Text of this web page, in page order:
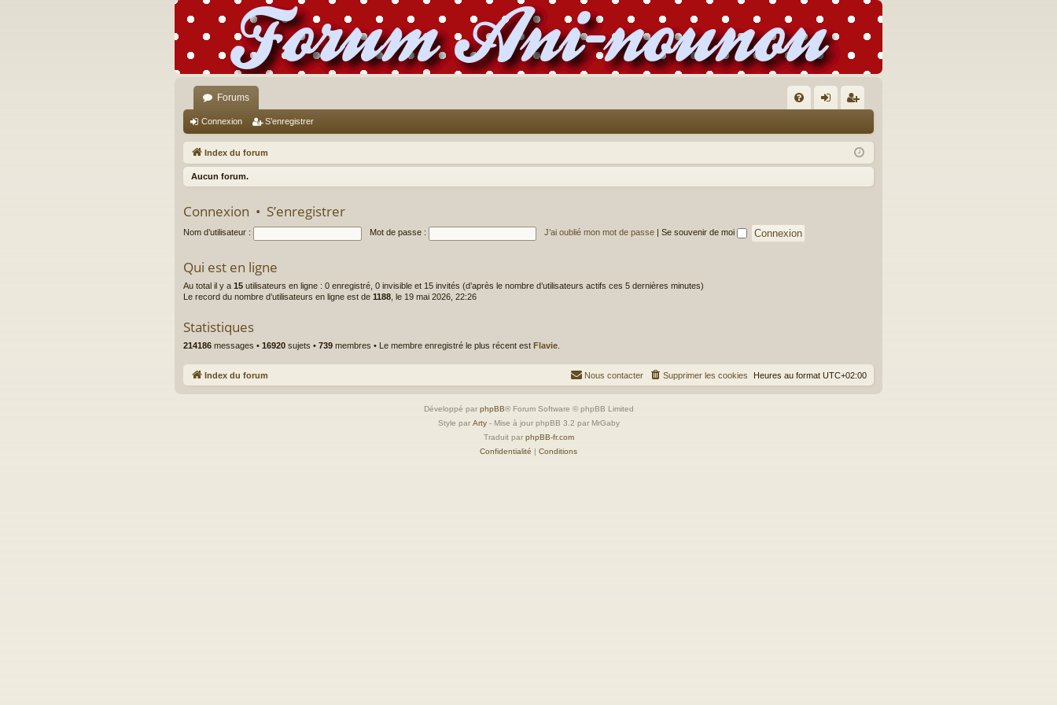
Forums
Q ne
xi
nr
eg
Connexion S’enregistrer
Index du forum
Aucun forum.
Connexion • S’enregistrer
Nom d’utilisateur : Mot de passe : J’ai oublié mon mot de passe Se souvenir de moi
Qui est en ligne
Au total il y a 15 utilisateurs en ligne : 0 enregistré, 0 invisible et 15 invités (d’après le nombre d’utilisateurs actifs ces 5 dernières minutes)
Le record du nombre d’utilisateurs en ligne est de 1188 , le 19 mai 2026, 22:26
Statistiques
214186 messages • 16920 sujets • 739 membres • Le membre enregistré le plus récent est Flavie
Index du forum Heures au format UTC+02:00
Supprimer les cookies
Nous contacter
Développé par phpBB® Forum Software © phpBB Limited
Style par Arty- Mise à jour phpBB 3.2 par MrGaby
Traduit par phpBB-fr.com
Confidentialité | Conditions